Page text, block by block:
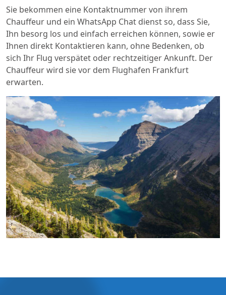
Sie bekommen eine Kontaktnummer von ihrem
Chauffeur und ein WhatsApp Chat dienst so, dass Sie,
Ihn besorg los und einfach erreichen können, sowie er
Ihnen direkt Kontaktieren kann, ohne Bedenken, ob
sich Ihr Flug verspätet oder rechtzeitiger Ankunft. Der
Chauffeur wird sie vor dem Flughafen Frankfurt
erwarten.